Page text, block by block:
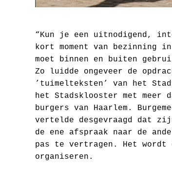
“Kun je een uitnodigend,
kort moment van bezinning
moet binnen en buiten
Zo luidde ongeveer de
’tuimelteksten’ van het
het Stadsklooster met meer
burgers van Haarlem.
vertelde desgevraagd dat
de ene afspraak naar de
pas te vertragen. Het wordt
organiseren.